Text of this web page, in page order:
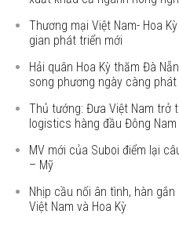
Thương mại Việt Nam- Hoa
gian phát triển mới
Hải quân Hoa Kỳ thăm Đà
song phương ngày càng phát
Thủ tướng: Đưa Việt Nam trở
logistics hàng đầu Đông
MV mới của Suboi điểm lại
– Mỹ
Nhịp cầu nối ân tình, hàn
Việt Nam và Hoa Kỳ